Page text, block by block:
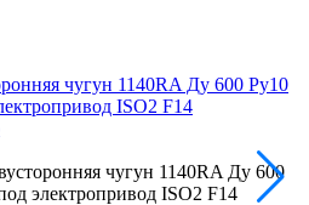
чугун 1140RA Ду 600 Ру10
ISO2 F14
чугун 1140RA Ду 600
электропривод ISO2 F14